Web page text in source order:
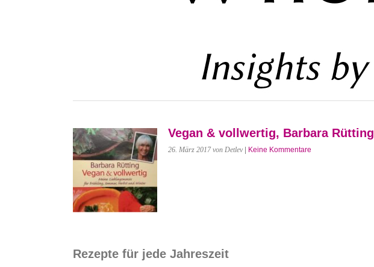
Vegan & vollwertig, Barbara Rütting
26. März 2017 von Detlev| Keine Kommentare
Rezepte für jede Jahreszeit